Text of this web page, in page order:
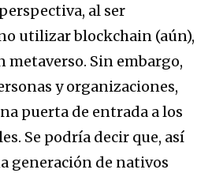
al ser
utilizar blockchain (aún),
metaverso. Sin embargo,
y organizaciones,
puerta de entrada a los
Se podría decir que, así
generación de nativos